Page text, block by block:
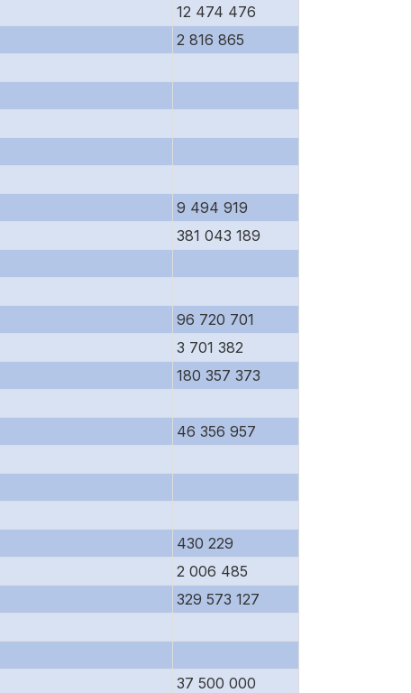
12 474 476
2 816 865
9 494 919
381 043 189
96 720 701
3 701 382
180 357 373
46 356 957
430 229
2 006 485
329 573 127
37 500 000